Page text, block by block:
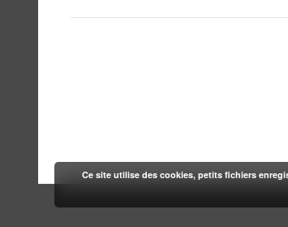
Ce site utilise des cookies, petits fichiers